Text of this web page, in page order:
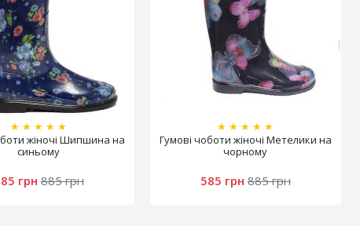
★ ★ ★ ★ ★
жіночі Шипшина на
синьому
грн 885 грн
★ ★ ★ ★ ★
Гумові чоботи жіночі Метелики на
чорному
585 грн 885 грн